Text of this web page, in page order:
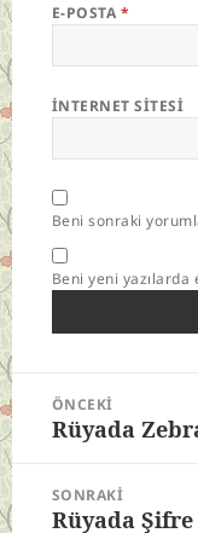
E-POSTA *
İNTERNET SITESI
Beni sonraki
Beni yeni
Yazı
gezinmesi
ÖNCEKI
Önceki
Rüyada
SONRAKI
Sonraki
Rüyada